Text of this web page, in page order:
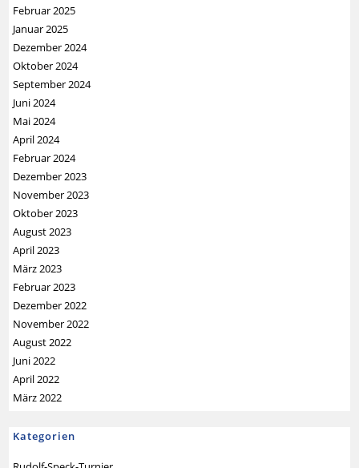
Februar 2025
Januar 2025
Dezember 2024
Oktober 2024
September 2024
Juni 2024
Mai 2024
April 2024
Februar 2024
Dezember 2023
November 2023
Oktober 2023
August 2023
April 2023
März 2023
Februar 2023
Dezember 2022
November 2022
August 2022
Juni 2022
April 2022
März 2022
Kategorien